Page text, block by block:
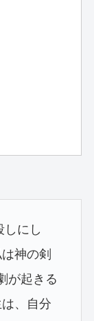
にし
神の剣
が起きる
、自分